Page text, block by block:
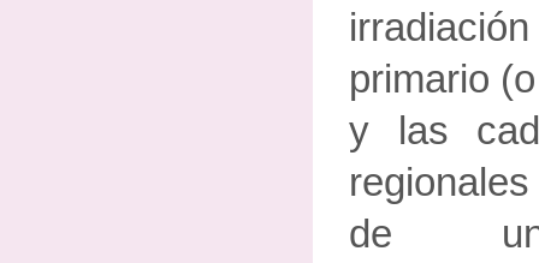
primario
y las
de